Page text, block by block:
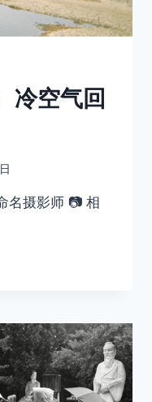
冷空气回
名摄影师 📷 相